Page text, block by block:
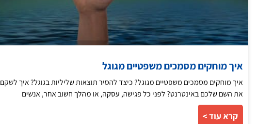
איך מוחקים מסמכים משפטיים מגוגל
איך מוחקים מסמכים משפטיים מגוגל? כיצד להסיר תוצאות שליליות בגוגל? איך לשקם
את השם שלכם באינטרנט? לפני כל פגישה, עסקה, או מהלך חשוב אחר, אנשים
קרא עוד >